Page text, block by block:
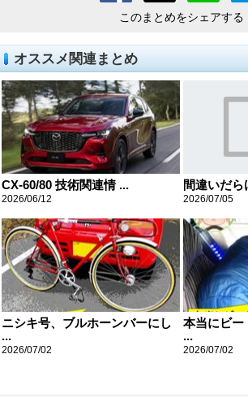
このまとめをシェアする
オススメ関連まとめ
CX-60/80 技術関連情 ...
2026/06/12
間違いだ
2026/07/05
ニシキ号、ブルホーンバーにし
...
2026/07/02
本当にビー
...
2026/07/02